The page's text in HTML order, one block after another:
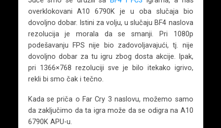
overklokovani A10 6790K je u oba slučaja bio
dovoljno dobar. Istini za volju, u slučaju BF4 naslova
rezolucija je morala da se smanji. Pri 1080p
podešavanju FPS nije bio zadovoljavajući, tj. nije
dovoljno dobar za tu igru zbog dosta akcije. Ipak,
pri 1366×768 rezoluciji sve je bilo itekako igrivo,
rekli bi smo čak i tečno.
Kada se priča o Far Cry 3 naslovu, možemo samo
da zaključimo da ta igra može da se odigra na A10
6790K APU-u.